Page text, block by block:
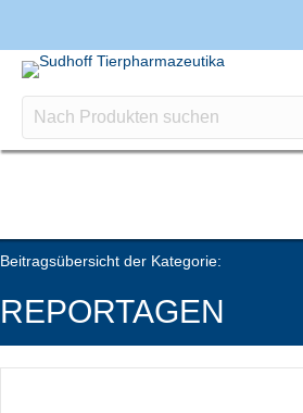
Beitragsübersicht der Kategorie:
REPORTAGEN